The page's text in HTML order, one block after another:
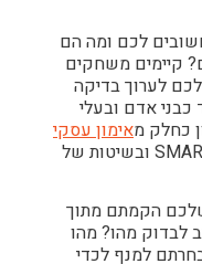
לכם ומה הם
קיימים משחקים
לערוך בדיקה
אדם ובעלי
כחלק מאימון עסקי
, אני משתמש במודל SMART ובשיטות של
הקמתם מתוך
לבדוק מהו? מהו
למנף לכדי